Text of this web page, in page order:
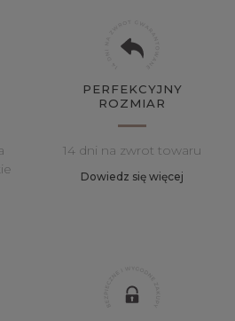
PERFEKCYJNY
ROZMIAR
14 dni na zwrot towaru
Dowiedz się więcej